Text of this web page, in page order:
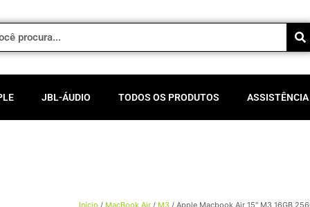
JBL-ÁUDIO TODOS OS PRODUTOS
Início / MacBook Air / M3 / Apple Macbook Air 15″ M3 16GB